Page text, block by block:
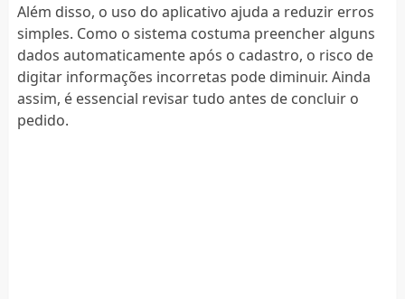
Além disso, o uso do aplicativo ajuda a reduzir erros
simples. Como o sistema costuma preencher alguns
dados automaticamente após o cadastro, o risco de
digitar informações incorretas pode diminuir. Ainda
assim, é essencial revisar tudo antes de concluir o
pedido.